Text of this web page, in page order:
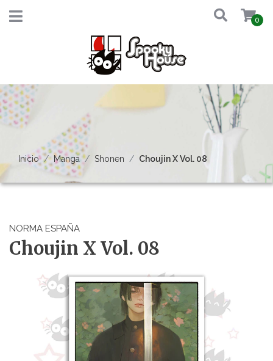
0
Inicio Manga Shonen Choujin X Vol. 08
NORMA ESPAÑA
Choujin X Vol. 08